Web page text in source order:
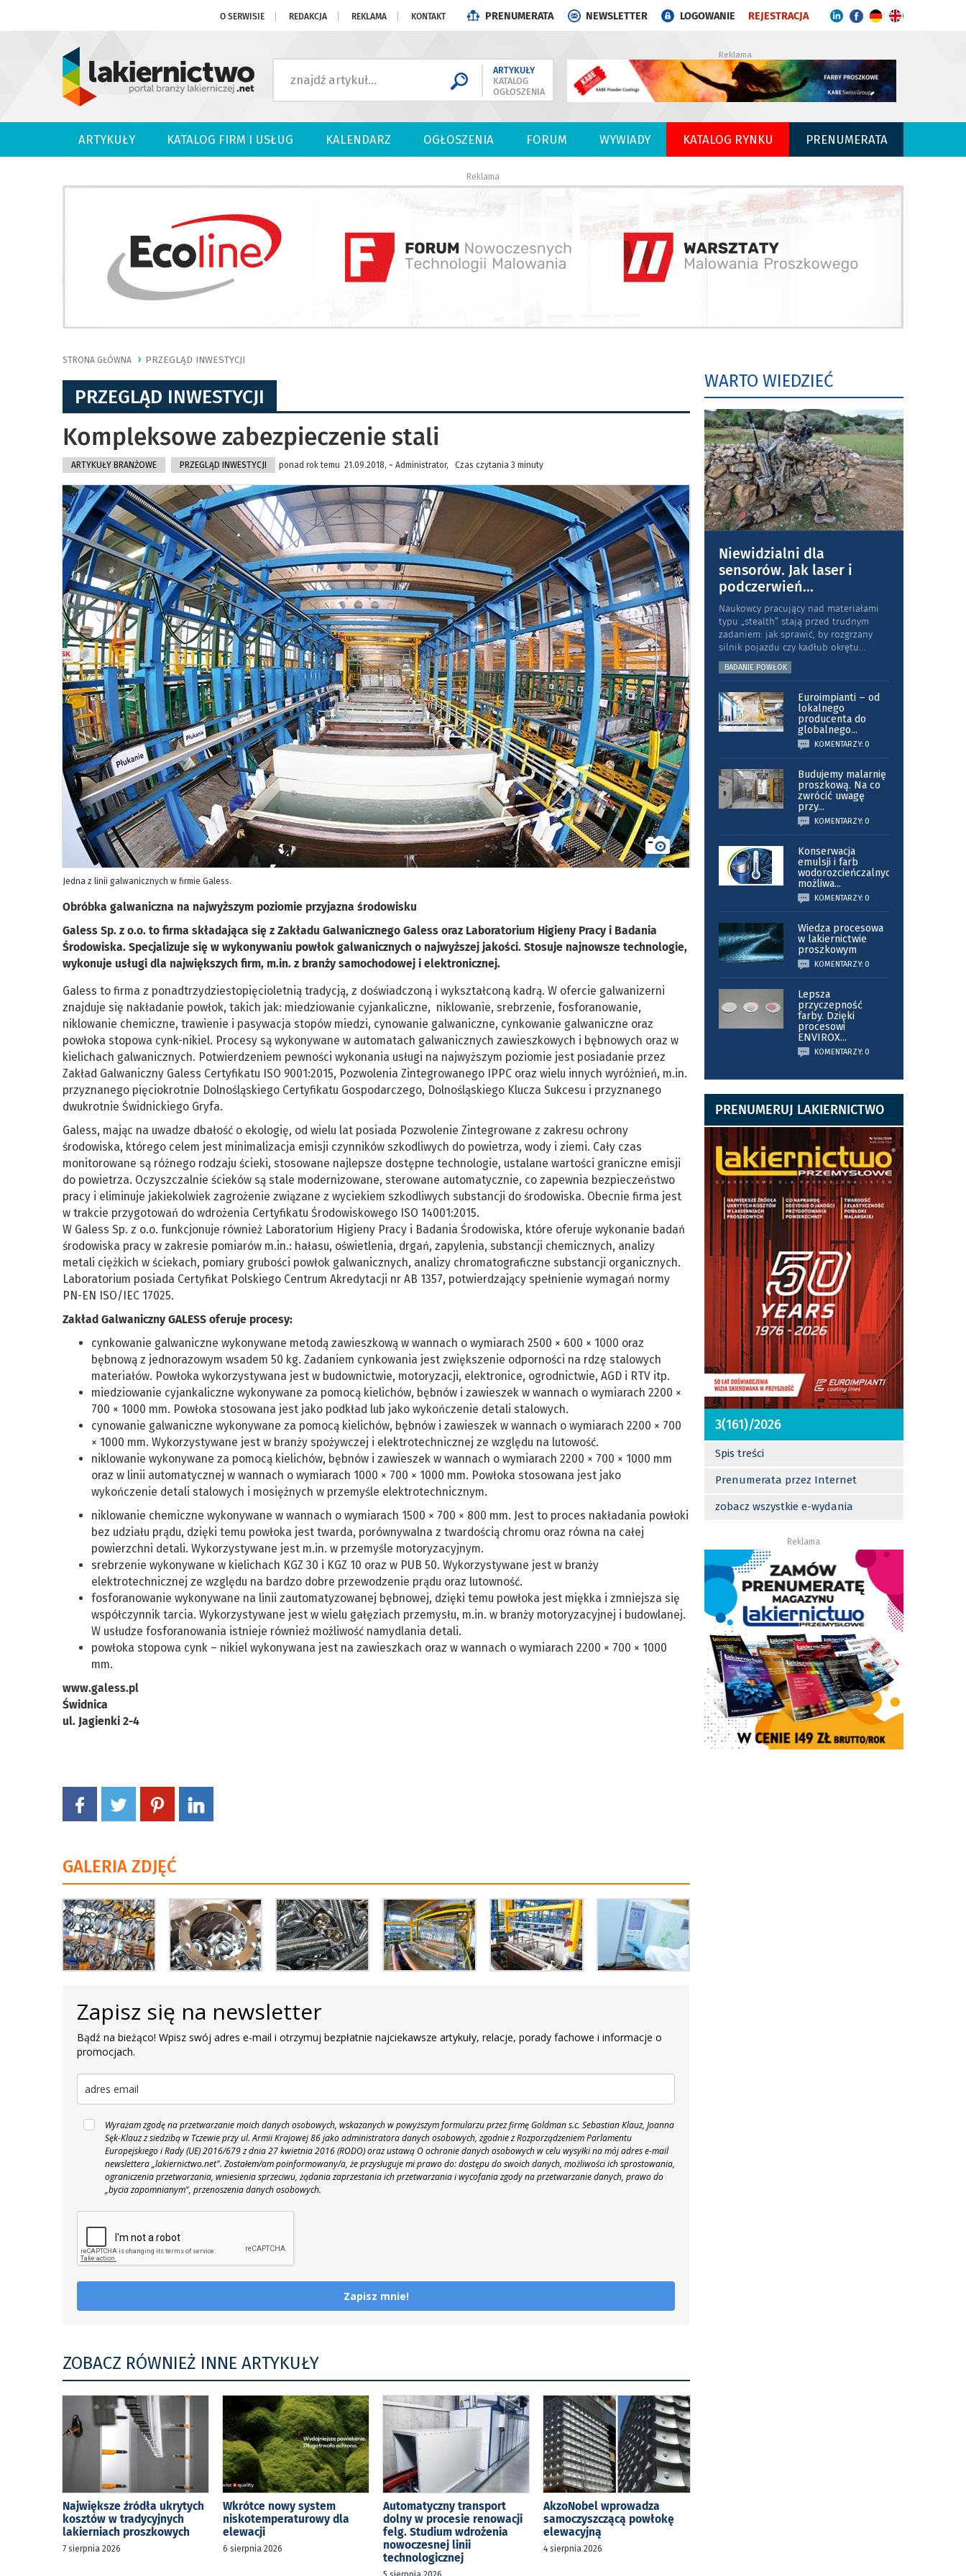
O SERWISIE REDAKCJA REKLAMA KONTAKT PRENUMERATA NEWSLETTER LOGOWANIE REJESTRACJA
ARTYKUŁY
KATALOG
OGŁOSZENIA
Reklama
ARTYKUŁY KATALOG FIRM I USŁUG KALENDARZ OGŁOSZENIA FORUM WYWIADY KATALOG RYNKU PRENUMERATA
Reklama
STRONA GŁÓWNA PRZEGLĄD INWESTYCJI
PRZEGLĄD INWESTYCJI
Kompleksowe zabezpieczenie stali
ARTYKUŁY BRANŻOWE PRZEGLĄD INWESTYCJI ponad rok temu 21.09.2018, ~ Administrator, Czas czytania 3 minuty
Jedna z linii galwanicznych w firmie Galess.
Obróbka galwaniczna na najwyższym poziomie przyjazna środowisku
Galess Sp. z o.o. to firma składająca się z Zakładu Galwanicznego Galess oraz Laboratorium Higieny Pracy i Badania
Środowiska. Specjalizuje się w wykonywaniu powłok galwanicznych o najwyższej jakości. Stosuje najnowsze technologie,
wykonuje usługi dla największych firm, m.in. z branży samochodowej i elektronicznej.
Galess to firma z ponadtrzydziestopięcioletnią tradycją, z doświadczoną i wykształconą kadrą. W ofercie galwanizerni
znajduje się nakładanie powłok, takich jak: miedziowanie cyjankaliczne, niklowanie, srebrzenie, fosforanowanie,
niklowanie chemiczne, trawienie i pasywacja stopów miedzi, cynowanie galwaniczne, cynkowanie galwaniczne oraz
powłoka stopowa cynk-nikiel. Procesy są wykonywane w automatach galwanicznych zawieszkowych i bębnowych oraz w
kielichach galwanicznych. Potwierdzeniem pewności wykonania usługi na najwyższym poziomie jest posiadanie przez
Zakład Galwaniczny Galess Certyfikatu ISO 9001:2015, Pozwolenia Zintegrowanego IPPC oraz wielu innych wyróżnień, m.in.
przyznanego pięciokrotnie Dolnośląskiego Certyfikatu Gospodarczego, Dolnośląskiego Klucza Sukcesu i przyznanego
dwukrotnie Świdnickiego Gryfa.
Galess, mając na uwadze dbałość o ekologię, od wielu lat posiada Pozwolenie Zintegrowane z zakresu ochrony
środowiska, którego celem jest minimalizacja emisji czynników szkodliwych do powietrza, wody i ziemi. Cały czas
monitorowane są różnego rodzaju ścieki, stosowane najlepsze dostępne technologie, ustalane wartości graniczne emisji
do powietrza. Oczyszczalnie ścieków są stale modernizowane, sterowane automatycznie, co zapewnia bezpieczeństwo
pracy i eliminuje jakiekolwiek zagrożenie związane z wyciekiem szkodliwych substancji do środowiska. Obecnie firma jest
w trakcie przygotowań do wdrożenia Certyfikatu Środowiskowego ISO 14001:2015.
W Galess Sp. z o.o. funkcjonuje również Laboratorium Higieny Pracy i Badania Środowiska, które oferuje wykonanie badań
środowiska pracy w zakresie pomiarów m.in.: hałasu, oświetlenia, drgań, zapylenia, substancji chemicznych, analizy
metali ciężkich w ściekach, pomiary grubości powłok galwanicznych, analizy chromatograficzne substancji organicznych.
Laboratorium posiada Certyfikat Polskiego Centrum Akredytacji nr AB 1357, potwierdzający spełnienie wymagań normy
PN-EN ISO/IEC 17025.
Zakład Galwaniczny GALESS oferuje procesy:
cynkowanie galwaniczne wykonywane metodą zawieszkową w wannach o wymiarach 2500 × 600 × 1000 oraz
bębnową z jednorazowym wsadem 50 kg. Zadaniem cynkowania jest zwiększenie odporności na rdzę stalowych
materiałów. Powłoka wykorzystywana jest w budownictwie, motoryzacji, elektronice, ogrodnictwie, AGD i RTV itp.
miedziowanie cyjankaliczne wykonywane za pomocą kielichów, bębnów i zawieszek w wannach o wymiarach 2200 ×
700 × 1000 mm. Powłoka stosowana jest jako podkład lub jako wykończenie detali stalowych.
cynowanie galwaniczne wykonywane za pomocą kielichów, bębnów i zawieszek w wannach o wymiarach 2200 × 700
× 1000 mm. Wykorzystywane jest w branży spożywczej i elektrotechnicznej ze względu na lutowość.
niklowanie wykonywane za pomocą kielichów, bębnów i zawieszek w wannach o wymiarach 2200 × 700 × 1000 mm
oraz w linii automatycznej w wannach o wymiarach 1000 × 700 × 1000 mm. Powłoka stosowana jest jako
wykończenie detali stalowych i mosiężnych w przemyśle elektrotechnicznym.
niklowanie chemiczne wykonywane w wannach o wymiarach 1500 × 700 × 800 mm. Jest to proces nakładania powłoki
bez udziału prądu, dzięki temu powłoka jest twarda, porównywalna z twardością chromu oraz równa na całej
powierzchni detali. Wykorzystywane jest m.in. w przemyśle motoryzacyjnym.
srebrzenie wykonywane w kielichach KGZ 30 i KGZ 10 oraz w PUB 50. Wykorzystywane jest w branży
elektrotechnicznej ze względu na bardzo dobre przewodzenie prądu oraz lutowność.
fosforanowanie wykonywane na linii zautomatyzowanej bębnowej, dzięki temu powłoka jest miękka i zmniejsza się
współczynnik tarcia. Wykorzystywane jest w wielu gałęziach przemysłu, m.in. w branży motoryzacyjnej i budowlanej.
W usłudze fosforanowania istnieje również możliwość namydlania detali.
powłoka stopowa cynk – nikiel wykonywana jest na zawieszkach oraz w wannach o wymiarach 2200 × 700 × 1000
mm.
www.galess.pl
Świdnica
ul. Jagienki 2-4
GALERIA ZDJĘĆ
Zapisz się na newsletter
Bądź na bieżąco! Wpisz swój adres e-mail i otrzymuj bezpłatnie najciekawsze artykuły, relacje, porady fachowe i informacje o
promocjach.
Wyrażam zgodę na przetwarzanie moich danych osobowych, wskazanych w powyższym formularzu przez firmę Goldman s.c. Sebastian Klauz, Joanna
Sęk-Klauz z siedzibą w Tczewie przy ul. Armii Krajowej 86 jako administratora danych osobowych, zgodnie z Rozporządzeniem Parlamentu
Europejskiego i Rady (UE) 2016/679 z dnia 27 kwietnia 2016 (RODO) oraz ustawą O ochronie danych osobowych w celu wysyłki na mój adres e-mail
newslettera „lakiernictwo.net". Zostałem/am poinformowany/a, że przysługuje mi prawo do: dostępu do swoich danych, możliwości ich sprostowania,
ograniczenia przetwarzania, wniesienia sprzeciwu, żądania zaprzestania ich przetwarzania i wycofania zgody na przetwarzanie danych, prawo do
„bycia zapomnianym", przenoszenia danych osobowych.
Zapisz mnie!
ZOBACZ RÓWNIEŻ INNE ARTYKUŁY
Największe źródła ukrytych
kosztów w tradycyjnych
lakierniach proszkowych
7 sierpnia 2026
Wkrótce nowy system
niskotemperaturowy dla
elewacji
6 sierpnia 2026
Automatyczny transport
dolny w procesie renowacji
felg. Studium wdrożenia
nowoczesnej linii
technologicznej
AkzoNobel wprowadza
samoczyszczącą powłokę
elewacyjną
4 sierpnia 2026
WARTO WIEDZIEĆ
Niewidzialni dla
sensorów. Jak laser i
podczerwień...
Naukowcy pracujący nad materiałami
typu „stea­lth” stają przed trudnym
zadaniem: jak sprawić, by rozgrzany
silnik pojazdu czy kadłub okrętu...
BADANIE POWŁOK
Euroimpianti – od
lokalnego
producenta do
globalnego...
KOMENTARZY: 0
Budujemy malarnię
proszkową. Na co
zwrócić uwagę
przy...
KOMENTARZY: 0
Konserwacja
emulsji i farb
wodorozcieńczalnych
możliwa...
KOMENTARZY: 0
Wiedza procesowa
w lakiernictwie
proszkowym
KOMENTARZY: 0
Lepsza
przyczepność
farby. Dzięki
procesowi
ENVIROX...
KOMENTARZY: 0
PRENUMERUJ LAKIERNICTWO
3(161)/2026
Spis treści
Prenumerata przez Internet
zobacz wszystkie e-wydania
Reklama